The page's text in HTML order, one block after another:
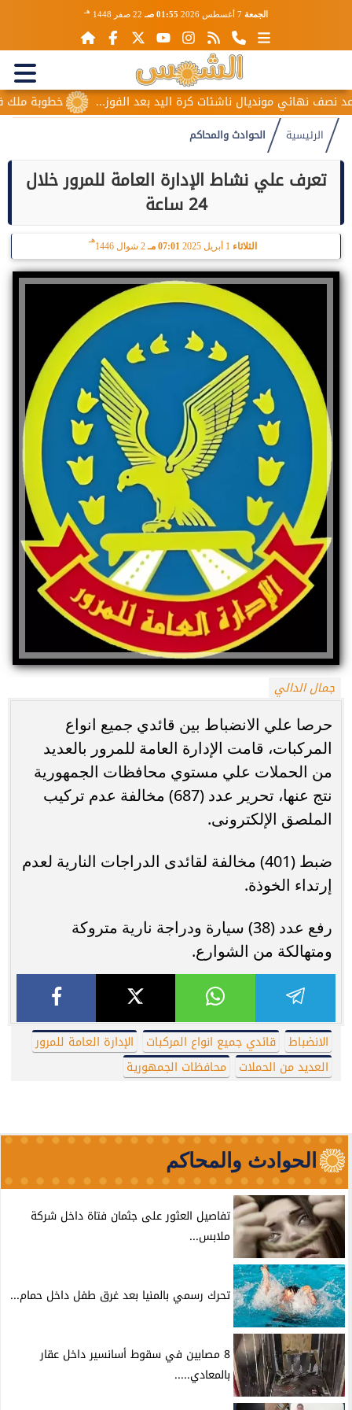
الجمعة 01:55 صـ 22 صفر 1448 هـ
خطوبة ملك نهائي مونديال ناشئات كرة اليد بعد الفوز...
الرئيسية الحوادث والمحاكم
تعرف علي نشاط الإدارة العامة للمرور خلال
24 ساعة
الثلاثاء 07:01 مـ 2 شوال 1446
هـ
جمال الدالي
حرصا علي الانضباط بين قائدي جميع انواع
المركبات، قامت الإدارة العامة للمرور بالعديد
من الحملات علي مستوي محافظات الجمهورية
نتج عنها، تحرير عدد (687) مخالفة عدم تركيب
الملصق الإلكترونى.
ضبط (401) مخالفة لقائدى الدراجات النارية لعدم
إرتداء الخوذة.
رفع عدد (38) سيارة ودراجة نارية متروكة
ومتهالكة من الشوارع.
الانضباط قائدي جميع انواع المركبات
الإدارة العامة للمرور
العديد من الحملات
محافظات الجمهورية
الحوادث والمحاكم
تفاصيل العثور على جثمان فتاة داخل شركة
ملابس...
تحرك رسمي بالمنيا بعد غرق طفل داخل حمام...
8 مصابين في سقوط أسانسير داخل عقار
بالمعادي.....